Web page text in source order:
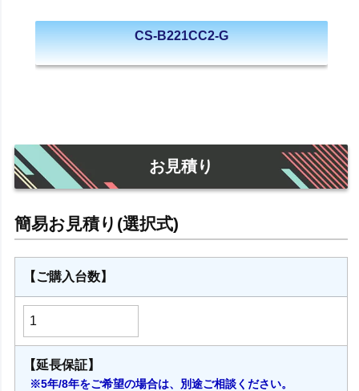
CS-B221CC2-G
お見積り
【ご購入台数】
【延長保証】
※5年/8年をご希望の場合は、別途ご相談ください。